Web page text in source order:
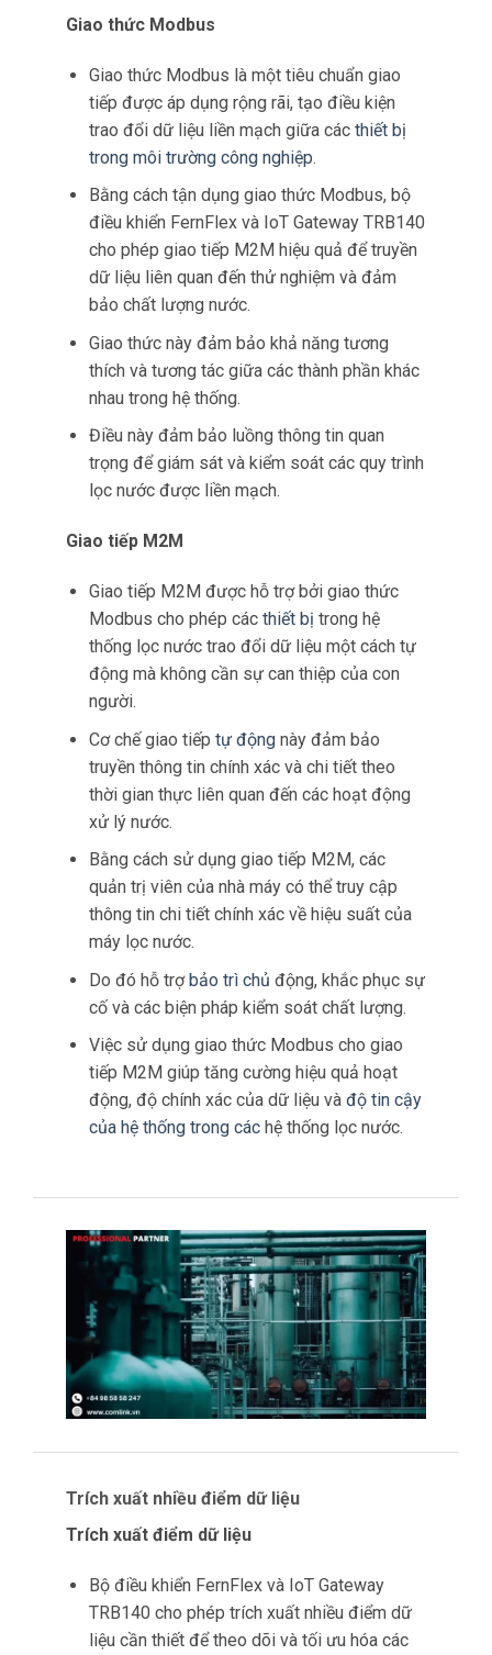
Giao thức Modbus
Giao thức Modbus là một tiêu chuẩn giao
tiếp được áp dụng rộng rãi, tạo điều kiện
trao đổi dữ liệu liền mạch giữa các thiết bị
trong môi trường công nghiệp.
Bằng cách tận dụng giao thức Modbus, bộ
điều khiển FernFlex và IoT Gateway TRB140
cho phép giao tiếp M2M hiệu quả để truyền
dữ liệu liên quan đến thử nghiệm và đảm
bảo chất lượng nước.
Giao thức này đảm bảo khả năng tương
thích và tương tác giữa các thành phần khác
nhau trong hệ thống.
Điều này đảm bảo luồng thông tin quan
trọng để giám sát và kiểm soát các quy trình
lọc nước được liền mạch.
Giao tiếp M2M
Giao tiếp M2M được hỗ trợ bởi giao thức
Modbus cho phép các thiết bị trong hệ
thống lọc nước trao đổi dữ liệu một cách tự
động mà không cần sự can thiệp của con
người.
Cơ chế giao tiếp tự độngnày đảm bảo
truyền thông tin chính xác và chi tiết theo
thời gian thực liên quan đến các hoạt động
xử lý nước.
Bằng cách sử dụng giao tiếp M2M, các
quản trị viên của nhà máy có thể truy cập
thông tin chi tiết chính xác về hiệu suất của
máy lọc nước.
Do đó hỗ trợbảo trì chủ động, khắc phục sự
cố và các biện pháp kiểm soát chất lượng.
Việc sử dụng giao thức Modbus cho giao
tiếp M2M giúp tăng cường hiệu quả hoạt
động, độ chính xác của dữ liệu và độ tin cậy
của hệ thống trong cáchệ thống lọc nước.
Trích xuất nhiều điểm dữ liệu
Trích xuất điểm dữ liệu
Bộ điều khiển FernFlex và IoT Gateway
TRB140 cho phép trích xuất nhiều điểm dữ
liệu cần thiết để theo dõi và tối ưu hóa các